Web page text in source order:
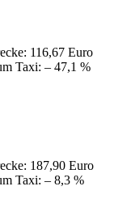
116,67 Euro
Taxi: – 47,1 %
187,90 Euro
Taxi: – 8,3 %